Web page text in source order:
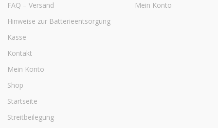
FAQ – Versand
Hinweise zur Batterieentsorgung
Kasse
Kontakt
Mein Konto
Shop
Startseite
Streitbeilegung
Mein Konto